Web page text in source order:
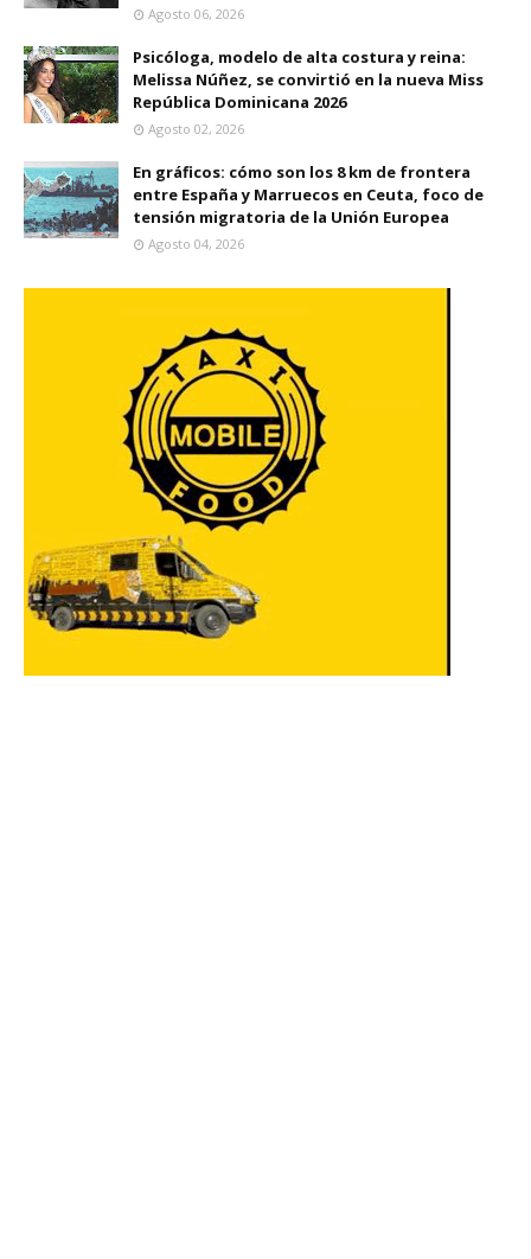
Agosto 06, 2026
Psicóloga, modelo de alta costura y reina:
Melissa Núñez, se convirtió en la nueva Miss
República Dominicana 2026
Agosto 02, 2026
En gráficos: cómo son los 8 km de frontera
entre España y Marruecos en Ceuta, foco de
tensión migratoria de la Unión Europea
Agosto 04, 2026